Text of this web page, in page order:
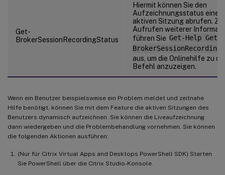
Get-
BrokerSessionRecordingStatus
Hiermit können Sie den
Aufzeichnungsstatus einer
aktiven Sitzung abrufen.
Aufrufen weiterer
führen Sie Get-Help Get-
aus, um die Onlinehilfe zu
Befehl anzuzeigen.
Wenn ein Benutzer beispielsweise ein Problem meldet und zeitnahe
Hilfe benötigt, können Sie mit dem Feature die aktiven Sitzungen des
Benutzers dynamisch aufzeichnen. Sie können die Liveaufzeichnung
dann wiedergeben und die Problembehandlung vornehmen. Sie können
die folgenden Aktionen ausführen:
(Nur für Citrix Virtual Apps and Desktops PowerShell SDK) Starten
Sie PowerShell über die Citrix Studio-Konsole.